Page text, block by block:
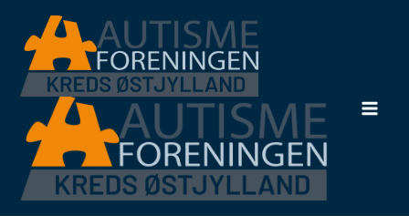
indholdet